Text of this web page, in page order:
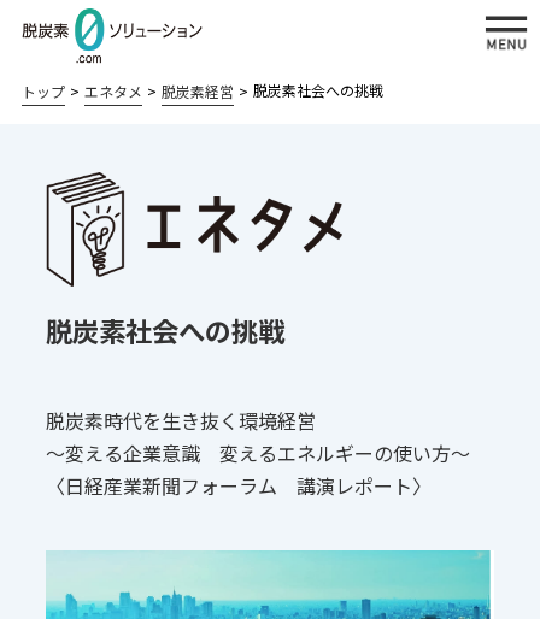
私たちが提供する脱炭素ソリューション
太陽光発
ーション
消費
型太
発電
カー
再エネ
ソリュョン
省エネ
対策
省エネ
対策
BCP対策システム：
老朽化更新と災害対策の両立
トップ エネタメ 脱炭素経営 脱炭素社会への挑戦
脱炭素社会への挑戦
脱炭素時代を生き抜く環境経営
〜変える企業意識 変えるエネルギーの使い方〜
〈日経産業新聞フォーラム 講演レポート〉